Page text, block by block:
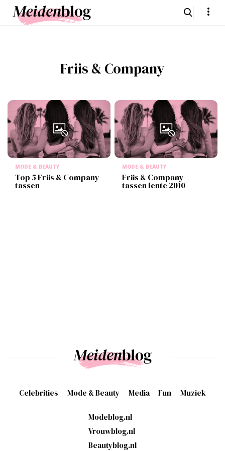
Friis & Company
MODE & BEAUTY
Top 5 Friis & Company
tassen
MODE & BEAUTY
Friis & Company
tassen lente 2010
Celebrities Mode & Beauty Media Fun Muziek
Modeblog.nl
Vrouwblog.nl
Beautyblog.nl